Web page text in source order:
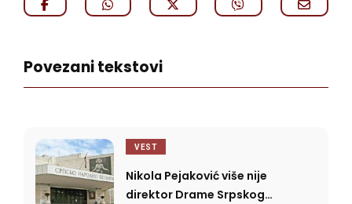
Povezani tekstovi
VEST
Nikola Pejaković više nije
direktor Drame Srpskog